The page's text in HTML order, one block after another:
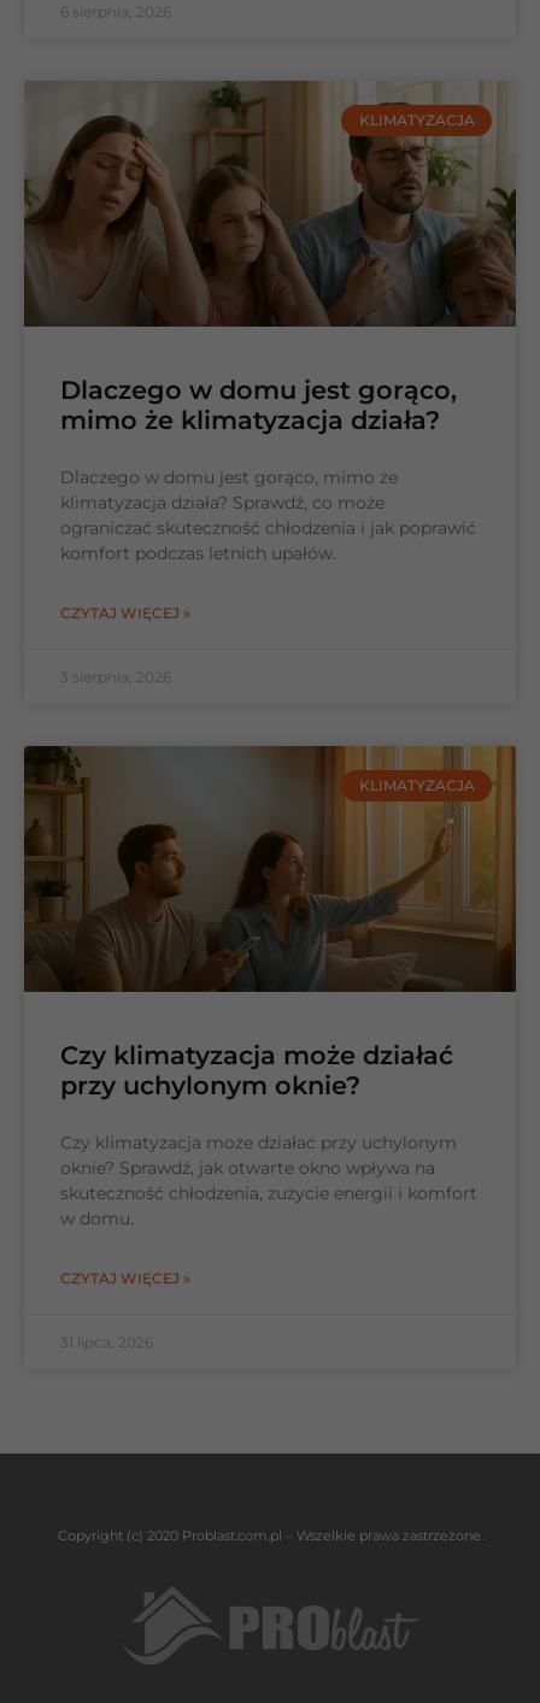
6 sierpnia, 2026
KLIMATYZACJA
Dlaczego w domu jest gorąco,
mimo że klimatyzacja działa?
Dlaczego w domu jest gorąco, mimo że
klimatyzacja działa? Sprawdź, co może
ograniczać skuteczność chłodzenia i jak poprawić
komfort podczas letnich upałów.
CZYTAJ WIĘCEJ »
3 sierpnia, 2026
KLIMATYZACJA
Czy klimatyzacja może działać
przy uchylonym oknie?
Czy klimatyzacja może działać przy uchylonym
oknie? Sprawdź, jak otwarte okno wpływa na
skuteczność chłodzenia, zużycie energii i komfort
w domu.
CZYTAJ WIĘCEJ »
31 lipca, 2026
Copyright (c) 2020 Problast.com.pl – Wszelkie prawa zastrzeżone.